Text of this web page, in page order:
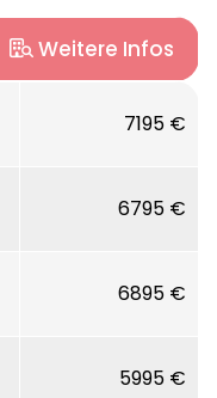
Weitere Infos
7195 €
6795 €
6895 €
5995 €